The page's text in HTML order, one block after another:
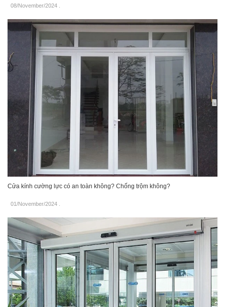
08/November/2024
Cửa kính cường lực có an toàn không? Chống trộm không?
01/November/2024